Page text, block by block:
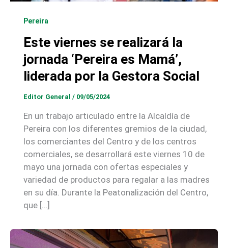
Pereira
Este viernes se realizará la
jornada ‘Pereira es Mamá’,
liderada por la Gestora Social
Editor General / 09/05/2024
En un trabajo articulado entre la Alcaldía de
Pereira con los diferentes gremios de la ciudad,
los comerciantes del Centro y de los centros
comerciales, se desarrollará este viernes 10 de
mayo una jornada con ofertas especiales y
variedad de productos para regalar a las madres
en su día. Durante la Peatonalización del Centro,
que […]